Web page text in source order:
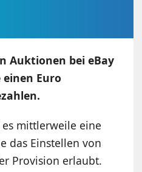
Auktionen bei eBay
Euro
mittlerweile eine
das Einstellen von
Provision erlaubt.